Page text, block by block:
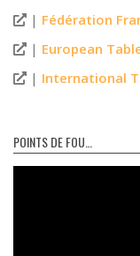
| Fédération
| European
| International
POINTS DE FOU…